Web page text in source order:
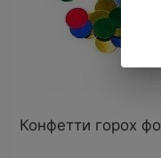
Конфетти горох